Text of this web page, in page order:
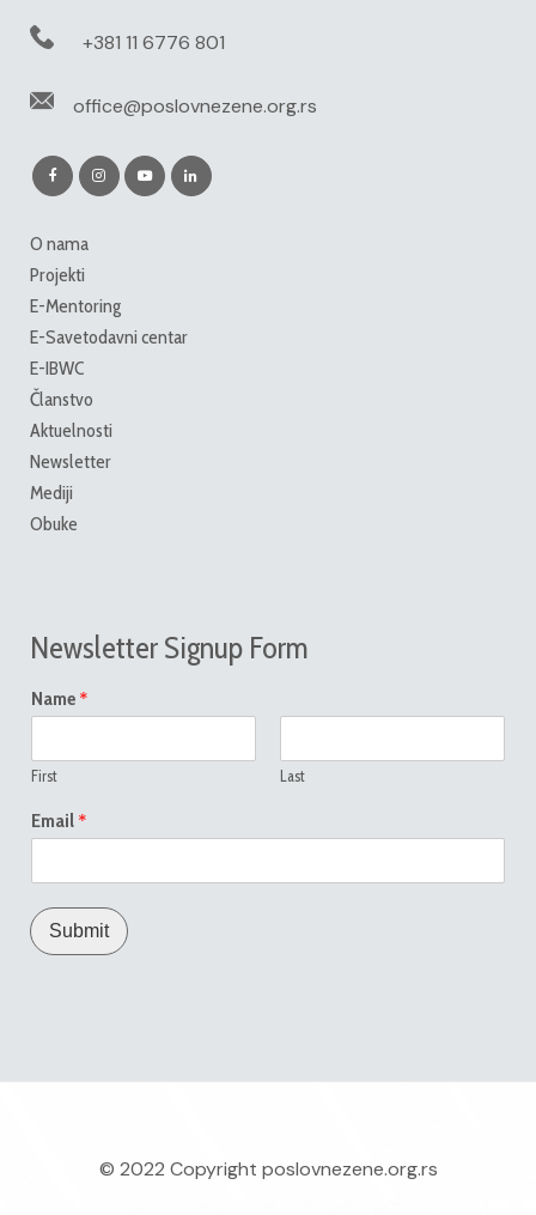
+381 11 6776 801
office@poslovnezene.org.rs
O nama
Projekti
E-Mentoring
E-Savetodavni centar
E-IBWC
Članstvo
Aktuelnosti
Newsletter
Mediji
Obuke
Newsletter Signup Form
Name *
First Last
Email *
Submit
© 2022 Copyright poslovnezene.org.rs